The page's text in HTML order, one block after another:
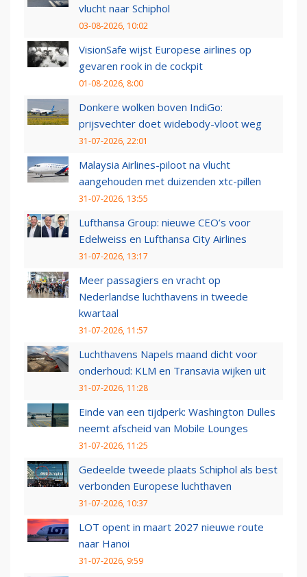
vlucht naar Schiphol
03-08-2026, 10:02
VisionSafe wijst Europese airlines op
gevaren rook in de cockpit
01-08-2026, 8:00
Donkere wolken boven IndiGo:
prijsvechter doet widebody-vloot weg
31-07-2026, 22:01
Malaysia Airlines-piloot na vlucht
aangehouden met duizenden xtc-pillen
31-07-2026, 13:55
Lufthansa Group: nieuwe CEO’s voor
Edelweiss en Lufthansa City Airlines
31-07-2026, 13:17
Meer passagiers en vracht op
Nederlandse luchthavens in tweede
kwartaal
31-07-2026, 11:57
Luchthavens Napels maand dicht voor
onderhoud: KLM en Transavia wijken uit
31-07-2026, 11:28
Einde van een tijdperk: Washington Dulles
neemt afscheid van Mobile Lounges
31-07-2026, 11:25
Gedeelde tweede plaats Schiphol als best
verbonden Europese luchthaven
31-07-2026, 10:37
LOT opent in maart 2027 nieuwe route
naar Hanoi
31-07-2026, 9:59